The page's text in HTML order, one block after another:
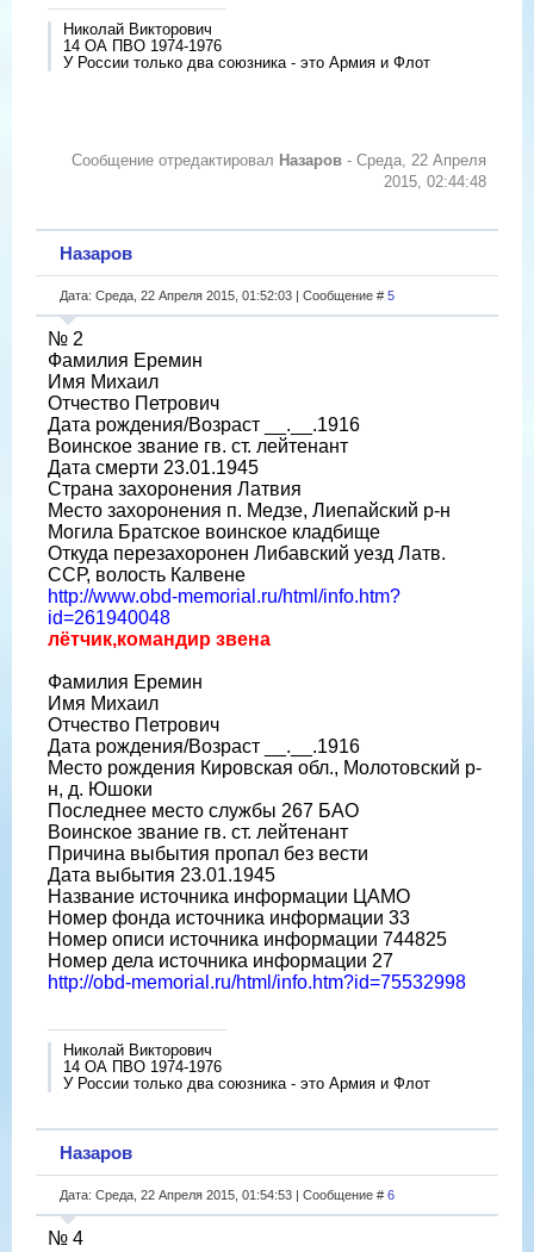
Николай Викторович
14 ОА ПВО 1974-1976
У России только два союзника - это Армия и Флот
Сообщение отредактировал Назаров - Среда, 22 Апреля
2015, 02:44:48
Назаров
Дата: Среда, 22 Апреля 2015, 01:52:03 | Сообщение # 5
№ 2
Фамилия Еремин
Имя Михаил
Отчество Петрович
Дата рождения/Возраст __.__.1916
Воинское звание гв. ст. лейтенант
Дата смерти 23.01.1945
Страна захоронения Латвия
Место захоронения п. Медзе, Лиепайский р-н
Могила Братское воинское кладбище
Откуда перезахоронен Либавский уезд Латв.
ССР, волость Калвене
http://www.obd-memorial.ru/html/info.htm?
id=261940048
лётчик,командир звена
Фамилия Еремин
Имя Михаил
Отчество Петрович
Дата рождения/Возраст __.__.1916
Место рождения Кировская обл., Молотовский р-
н, д. Юшоки
Последнее место службы 267 БАО
Воинское звание гв. ст. лейтенант
Причина выбытия пропал без вести
Дата выбытия 23.01.1945
Название источника информации ЦАМО
Номер фонда источника информации 33
Номер описи источника информации 744825
Номер дела источника информации 27
http://obd-memorial.ru/html/info.htm?id=75532998
Николай Викторович
14 ОА ПВО 1974-1976
У России только два союзника - это Армия и Флот
Назаров
Дата: Среда, 22 Апреля 2015, 01:54:53 | Сообщение # 6
№ 4